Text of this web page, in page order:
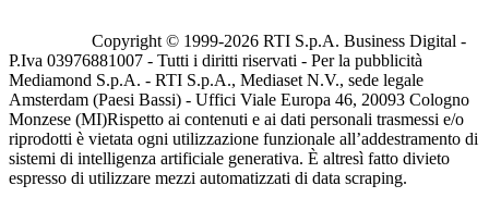
Copyright © 1999-2026 RTI S.p.A. Business Digital -
P.Iva 03976881007 - Tutti i diritti riservati - Per la pubblicità
Mediamond S.p.A. - RTI S.p.A., Mediaset N.V., sede legale
Amsterdam (Paesi Bassi) - Uffici Viale Europa 46, 20093 Cologno
Monzese (MI)Rispetto ai contenuti e ai dati personali trasmessi e/o
riprodotti è vietata ogni utilizzazione funzionale all’addestramento di
sistemi di intelligenza artificiale generativa. È altresì fatto divieto
espresso di utilizzare mezzi automatizzati di data scraping.